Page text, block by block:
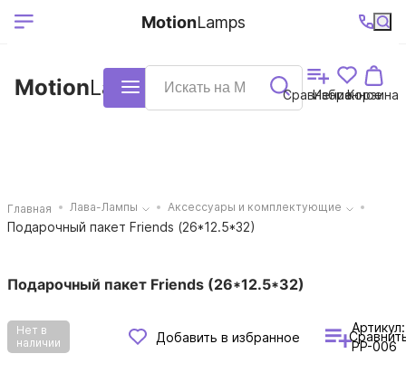
Ваш регион
Выберите ваш
+7 (495)740-
38-68
График
работы
MotionLamps Каталог Сравнение
Избранное
Корзина
MotionLamps
Главная Лава-Лампы Аксессуары и комплектующие
Подарочный пакет Friends (26*12.5*32)
Подарочный пакет Friends (26*12.5*32)
Нет в
наличии
Добавить в избранное
Артикул:
PP-006